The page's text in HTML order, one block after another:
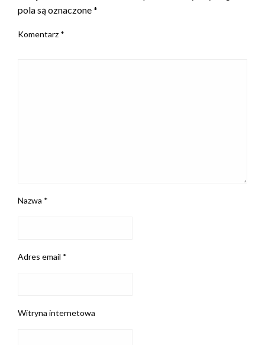
pola są oznaczone*
Komentarz *
Nazwa *
Adres email *
Witryna internetowa